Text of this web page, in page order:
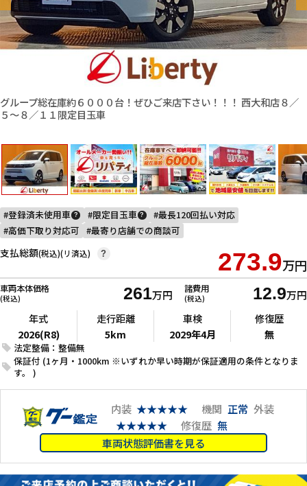
グループ総在庫約６０００台！ぜひご来店下さい！！！ 西大和店８／
５〜８／１１限定目玉車
登録済未使用車 ? 限定目玉車 ?
最長120回払い対応
高価下取り対応可
最寄り店舗での商談可
支払総額(税込)(リ済込) 273.9万円
?
車両本体価格
(税込) 261万円 諸費用
(税込) 12.9万円
法定整備：整備無
保証付 (1ヶ月・1000km ※いずれか早い時期が保証適用の条件となりま
す。 )
年式
2026(R8)
走行距離
5km
車検
2029年4月
修復歴
無
内装 ★★★★★ 機関 正常 外装
★★★★★
修復歴 無
車両状態評価書を見る